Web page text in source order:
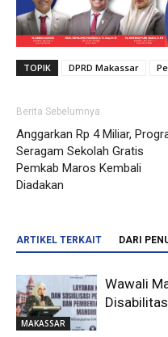
TOPIK DPRD Makassar
Berita Sebelumnya
Anggarkan Rp 4 Miliar,
Seragam Sekolah Gratis
Pemkab Maros Kembali
Diadakan
ARTIKEL TERKAIT DARI
MAKASSAR
Wawali